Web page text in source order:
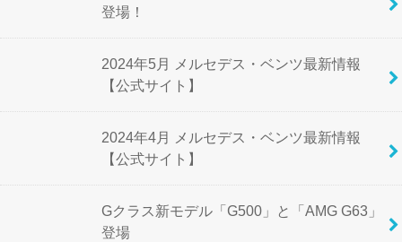
登場！
2024年5月 メルセデス・ベンツ最新情報
【公式サイト】
2024年4月 メルセデス・ベンツ最新情報
【公式サイト】
Gクラス新モデル「G500」と「AMG G63」
登場